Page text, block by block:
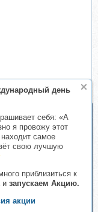
день
себя: «А
я провожу этот
самое
свою лучшую
приблизиться к
и запускаем Акцию.
акции
по морю